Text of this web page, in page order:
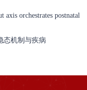
orchestrates postnatal
态机制与疾病